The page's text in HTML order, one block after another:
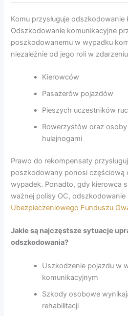
Komu przysługuje odszkodowanie
Odszkodowanie komunikacyjne
poszkodowanemu w wypadku
niezależnie od jego roli w
Kierowców
Pasażerów pojazdów
Pieszych uczestników
Rowerzystów oraz
hulajnogami
Prawo do rekompensaty
poszkodowany ponosi częściową
wypadek. Ponadto, gdy kierowca
ważnej polisy OC,
Ubezpieczeniowego Funduszu
Jakie są najczęstsze sytuacje
odszkodowania?
Uszkodzenie pojazdu w
komunikacyjnym
Szkody osobowe
rehabilitacji